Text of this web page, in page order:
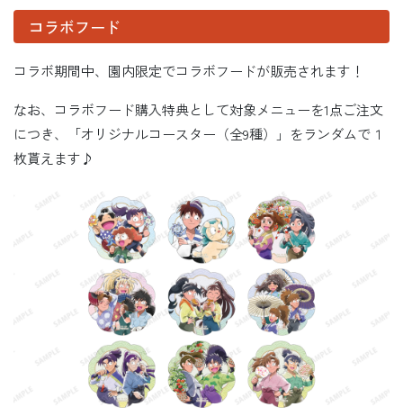
コラボフード
コラボ期間中、園内限定でコラボフードが販売されます！
なお、コラボフード購入特典として対象メニューを1点ご注文
につき、「オリジナルコースター（全9種）」をランダムで１
枚貰えます♪